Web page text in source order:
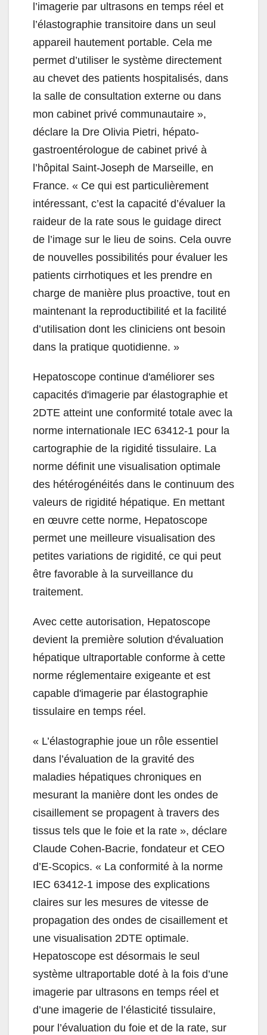
l’imagerie par ultrasons en temps réel et
l’élastographie transitoire dans un seul
appareil hautement portable. Cela me
permet d’utiliser le système directement
au chevet des patients hospitalisés, dans
la salle de consultation externe ou dans
mon cabinet privé communautaire »,
déclare la Dre Olivia Pietri, hépato-
gastroentérologue de cabinet privé à
l’hôpital Saint-Joseph de Marseille, en
France. « Ce qui est particulièrement
intéressant, c’est la capacité d’évaluer la
raideur de la rate sous le guidage direct
de l’image sur le lieu de soins. Cela ouvre
de nouvelles possibilités pour évaluer les
patients cirrhotiques et les prendre en
charge de manière plus proactive, tout en
maintenant la reproductibilité et la facilité
d’utilisation dont les cliniciens ont besoin
dans la pratique quotidienne. »
Hepatoscope continue d'améliorer ses
capacités d'imagerie par élastographie et
2DTE atteint une conformité totale avec la
norme internationale IEC 63412-1 pour la
cartographie de la rigidité tissulaire. La
norme définit une visualisation optimale
des hétérogénéités dans le continuum des
valeurs de rigidité hépatique. En mettant
en œuvre cette norme, Hepatoscope
permet une meilleure visualisation des
petites variations de rigidité, ce qui peut
être favorable à la surveillance du
traitement.
Avec cette autorisation, Hepatoscope
devient la première solution d'évaluation
hépatique ultraportable conforme à cette
norme réglementaire exigeante et est
capable d'imagerie par élastographie
tissulaire en temps réel.
« L’élastographie joue un rôle essentiel
dans l’évaluation de la gravité des
maladies hépatiques chroniques en
mesurant la manière dont les ondes de
cisaillement se propagent à travers des
tissus tels que le foie et la rate », déclare
Claude Cohen-Bacrie, fondateur et CEO
d’E-Scopics. « La conformité à la norme
IEC 63412-1 impose des explications
claires sur les mesures de vitesse de
propagation des ondes de cisaillement et
une visualisation 2DTE optimale.
Hepatoscope est désormais le seul
système ultraportable doté à la fois d’une
imagerie par ultrasons en temps réel et
d’une imagerie de l’élasticité tissulaire,
pour l’évaluation du foie et de la rate, sur